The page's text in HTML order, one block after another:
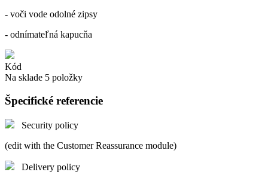
- voči vode odolné zipsy
- odnímateľná kapucňa
Kód
Na sklade 5 položky
Špecifické referencie
Security policy
(edit with the Customer Reassurance module)
Delivery policy